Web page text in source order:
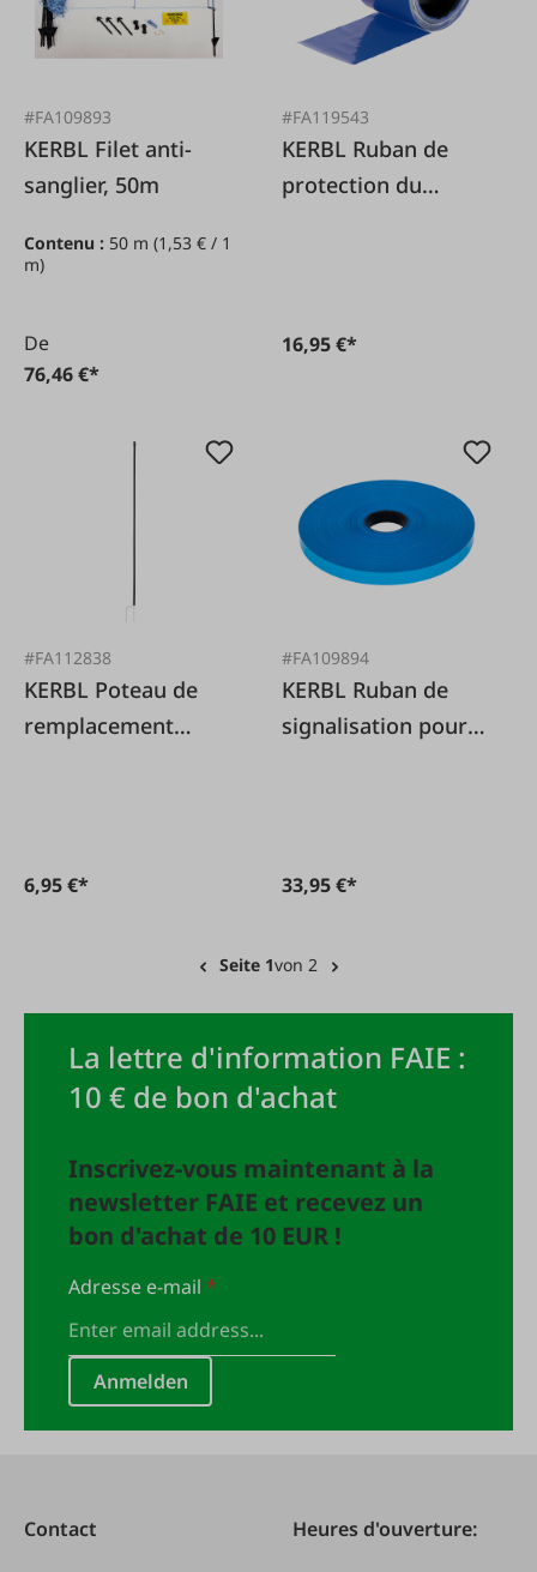
#FA109893
KERBL Filet anti-
sanglier, 50m
Contenu : 50 m (1,53 € / 1
m)
De
76,46 €*
#FA119543
KERBL Ruban de
protection du
16,95 €*
#FA112838
KERBL Poteau de
remplacement
6,95 €*
#FA109894
KERBL Ruban de
signalisation pour
33,95 €*
Seite 1von 2
La lettre d'information FAIE :
10 € de bon d'achat
Inscrivez-vous maintenant à la
newsletter FAIE et recevez un
bon d'achat de 10 EUR !
Adresse e-mail*
Anmelden
Contact Heures d'ouverture: